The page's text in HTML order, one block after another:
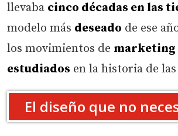
llevaba cinco décadas en las
modelo más deseado de ese
los movimientos de marketing
estudiados en la historia de
El diseño que no